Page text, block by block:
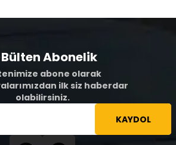
Abonelik
abone olarak
ilk siz haberdar
olabilirsiniz.
KAYDOL